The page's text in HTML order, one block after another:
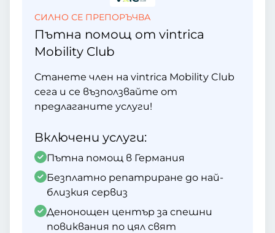
СИЛНО СЕ ПРЕПОРЪЧВА
Пътна помощ от vintrica
Mobility Club
Станете член на vintrica Mobility Club
сега и се възползвайте от
предлаганите услуги!
Включени услуги:
Пътна помощ в Германия
Безплатно репатриране до най-
близкия сервиз
Денонощен център за спешни
повиквания по цял свят